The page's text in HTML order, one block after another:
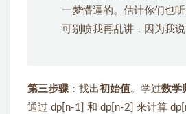
一梦懵逼的。估计你们也
可别喷我再乱讲，因为我
第三步骤 ：找出初始值。学过数学
通过 dp[n-1] 和 dp[n-2] 来计算